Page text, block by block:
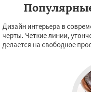
Дизайн интерьера в
черты. Чёткие линии,
делается на свободное